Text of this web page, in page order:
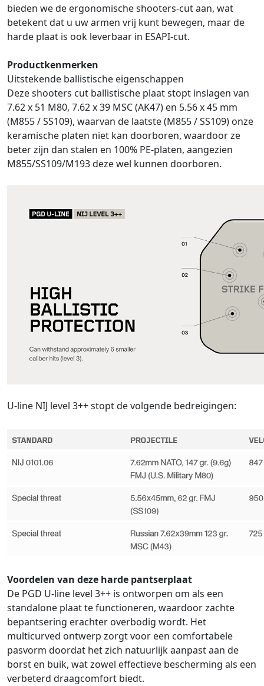
bieden we de ergonomische shooters-cut aan, wat
betekent dat u uw armen vrij kunt bewegen, maar de
harde plaat is ook leverbaar in ESAPI-cut.
Productkenmerken
Uitstekende ballistische eigenschappen
Deze shooters cut ballistische plaat stopt inslagen van
7.62 x 51 M80, 7.62 x 39 MSC (AK47) en 5.56 x 45 mm
(M855 / SS109), waarvan de laatste (M855 / SS109) onze
keramische platen niet kan doorboren, waardoor ze
beter zijn dan stalen en 100% PE-platen, aangezien
M855/SS109/M193 deze wel kunnen doorboren.
U-line NIJ level 3++ stopt de volgende bedreigingen:
Voordelen van deze harde pantserplaat
De PGD U-line level 3++ is ontworpen om als een
standalone plaat te functioneren, waardoor zachte
bepantsering erachter overbodig wordt. Het
multicurved ontwerp zorgt voor een comfortabele
pasvorm doordat het zich natuurlijk aanpast aan de
borst en buik, wat zowel effectieve bescherming als een
verbeterd draagcomfort biedt.